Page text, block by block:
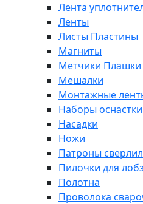
Лента
Ленты
Листы Пластины
Магниты
Метчики Плашки
Мешалки
Монтажные
Наборы оснастки
Насадки
Ножи
Патроны
Пилочки для
Полотна
Проволока